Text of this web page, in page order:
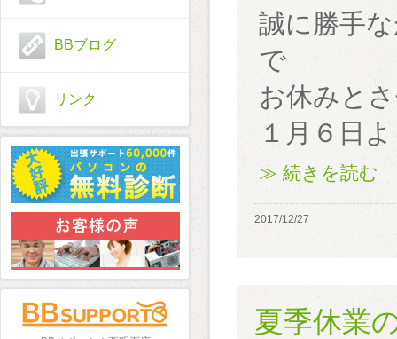
BBブログ
リンク
誠に勝手
で
お休みと
１月６日
≫ 続きを読む
2017/12/27
夏季休業